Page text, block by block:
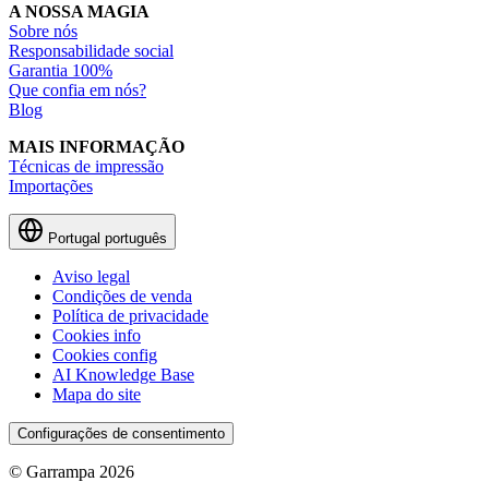
A NOSSA MAGIA
Sobre nós
Responsabilidade social
Garantia 100%
Que confia em nós?
Blog
MAIS INFORMAÇÃO
Técnicas de impressão
Importações
Portugal português
Aviso legal
Condições de venda
Política de privacidade
Cookies info
Cookies config
AI Knowledge Base
Mapa do site
Configurações de consentimento
© Garrampa 2026